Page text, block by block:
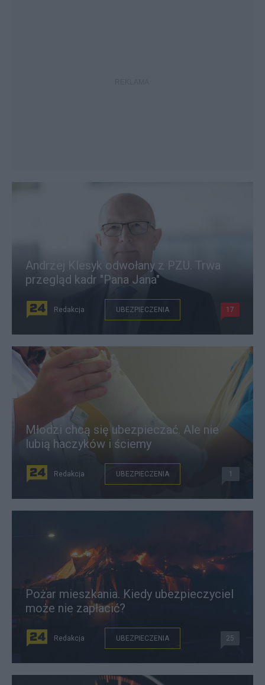
Andrzej Klesyk odwołany z PZU. Trwa
przegląd kadr "Pana Jana"
Redakcja UBEZPIECZENIA 17
Młodzi chcą się ubezpieczać. Ale nie
lubią haczyków i ściemy
Redakcja UBEZPIECZENIA 1
Pożar mieszkania. Kiedy ubezpieczyciel
może nie zapłacić?
Redakcja UBEZPIECZENIA 25